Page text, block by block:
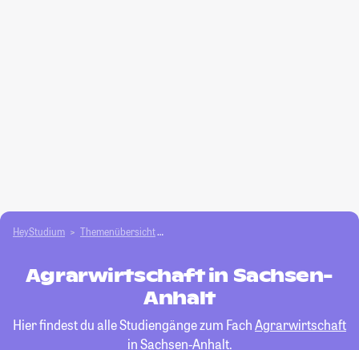
HeyStudium Themenübersicht
Agrarwirtschaft in Sachsen-
Anhalt
Hier findest du alle Studiengänge zum FachAgrarwirtschaft
in Sachsen-Anhalt.